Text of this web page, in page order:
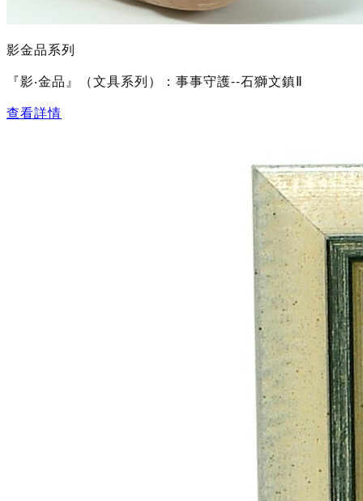
影金品系列
『影‧金品』（文具系列）：事事守護--石獅文鎮Ⅱ
查看詳情